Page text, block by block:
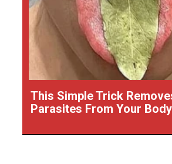
This Simple Trick
Parasites From Your